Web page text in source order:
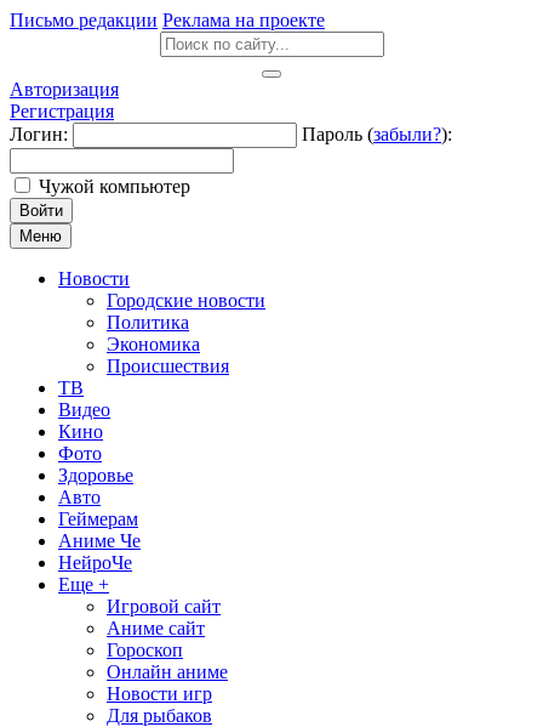
Письмо редакции Реклама на проекте
Авторизация
Регистрация
Логин:
Пароль (забыли?):
Чужой компьютер
Войти
Меню
Новости
Городские новости
Политика
Экономика
Происшествия
ТВ
Видео
Кино
Фото
Здоровье
Авто
Геймерам
Аниме Че
НейроЧе
Еще +
Игровой сайт
Аниме сайт
Гороскоп
Онлайн аниме
Новости игр
Для рыбаков